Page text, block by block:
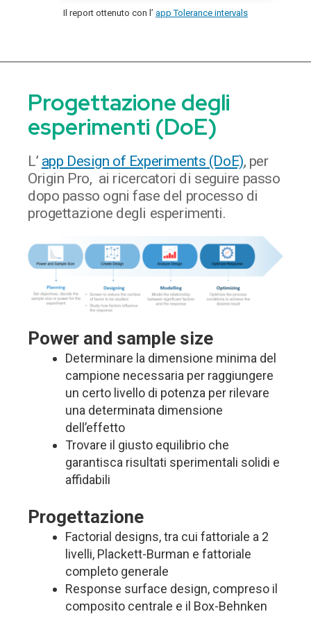
Il report ottenuto con l’ app Tolerance intervals
Progettazione degli
esperimenti (DoE)
L’ app Design of Experiments (DoE), per
Origin Pro, ai ricercatori di seguire passo
dopo passo ogni fase del processo di
progettazione degli esperimenti.
Power and sample size
Determinare la dimensione minima del
campione necessaria per raggiungere
un certo livello di potenza per rilevare
una determinata dimensione
dell’effetto
Trovare il giusto equilibrio che
garantisca risultati sperimentali solidi e
affidabili
Progettazione
Factorial designs, tra cui fattoriale a 2
livelli, Plackett-Burman e fattoriale
completo generale
Response surface design, compreso il
composito centrale e il Box-Behnken